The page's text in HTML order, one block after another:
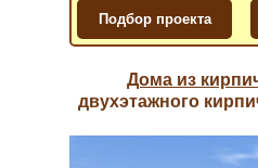
Дома из
двухэтажного